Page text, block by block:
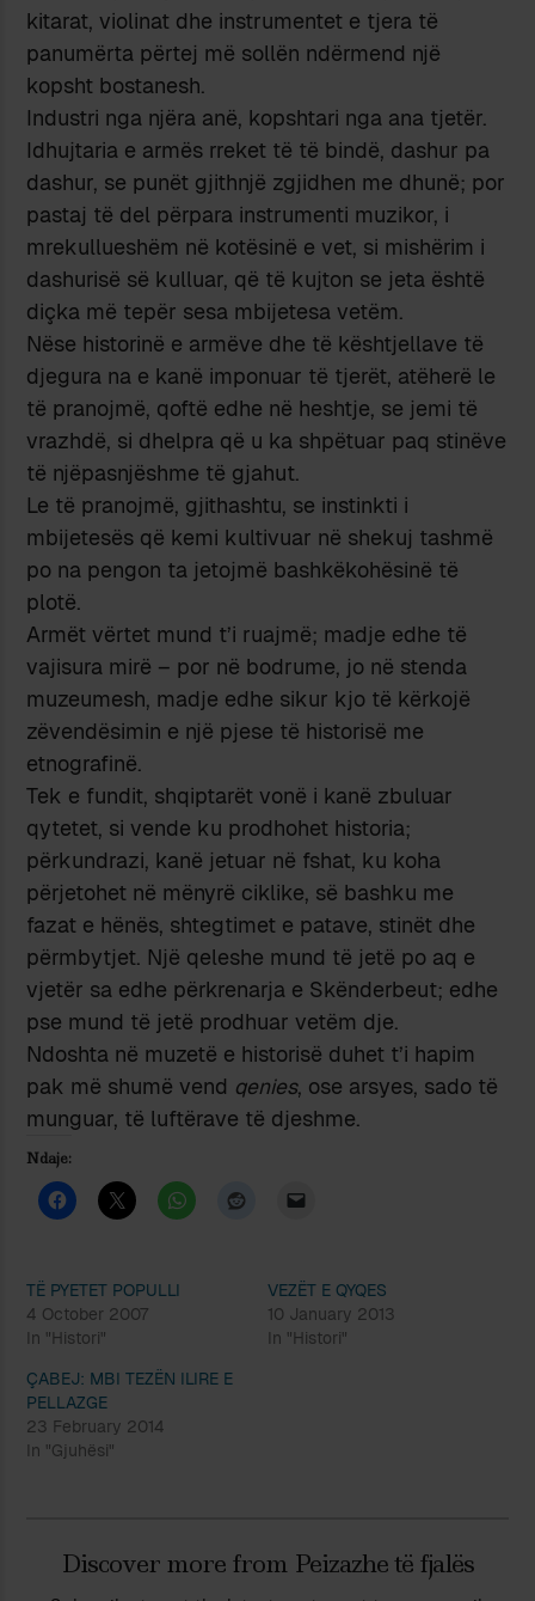
kitarat, violinat dhe instrumentet e tjera të
panumërta përtej më sollën ndërmend një
kopsht bostanesh.
Industri nga njëra anë, kopshtari nga ana tjetër.
Idhujtaria e armës rreket të të bindë, dashur pa
dashur, se punët gjithnjë zgjidhen me dhunë; por
pastaj të del përpara instrumenti muzikor, i
mrekullueshëm në kotësinë e vet, si mishërim i
dashurisë së kulluar, që të kujton se jeta është
diçka më tepër sesa mbijetesa vetëm.
Nëse historinë e armëve dhe të kështjellave të
djegura na e kanë imponuar të tjerët, atëherë le
të pranojmë, qoftë edhe në heshtje, se jemi të
vrazhdë, si dhelpra që u ka shpëtuar paq stinëve
të njëpasnjëshme të gjahut.
Le të pranojmë, gjithashtu, se instinkti i
mbijetesës që kemi kultivuar në shekuj tashmë
po na pengon ta jetojmë bashkëkohësinë të
plotë.
Armët vërtet mund t’i ruajmë; madje edhe të
vajisura mirë – por në bodrume, jo në stenda
muzeumesh, madje edhe sikur kjo të kërkojë
zëvendësimin e një pjese të historisë me
etnografinë.
Tek e fundit, shqiptarët vonë i kanë zbuluar
qytetet, si vende ku prodhohet historia;
përkundrazi, kanë jetuar në fshat, ku koha
përjetohet në mënyrë ciklike, së bashku me
fazat e hënës, shtegtimet e patave, stinët dhe
përmbytjet. Një qeleshe mund të jetë po aq e
vjetër sa edhe përkrenarja e Skënderbeut; edhe
pse mund të jetë prodhuar vetëm dje.
Ndoshta në muzetë e historisë duhet t’i hapim
pak më shumë vend qenies, ose arsyes, sado të
munguar, të luftërave të djeshme.
Ndaje:
TË PYETET POPULLI
4 October 2007
In "Histori"
VEZËT E QYQES
10 January 2013
In "Histori"
ÇABEJ: MBI TEZËN ILIRE E
PELLAZGE
23 February 2014
In "Gjuhësi"
Discover more from Peizazhe të fjalës